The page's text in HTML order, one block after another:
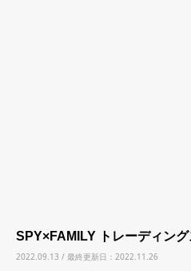
SPY×FAMILY トレーディン
2022.09.13 / 最終更新日：2022.11.26